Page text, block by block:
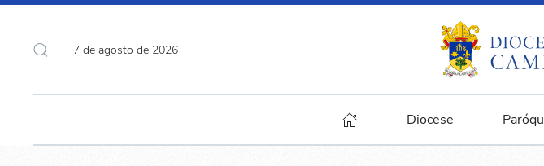
7 de agosto de 2026
Diocese